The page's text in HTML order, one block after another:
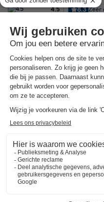
4.5 8.3 Zeer
Genesteld in het hart van de
Een ruime keuze aan
Een waaier van diensten voor
Gratis annuleren bij
Campings.com biedt u de
u de boeking hebt gemaakt, kunt
vakantie kosteloos bij ons